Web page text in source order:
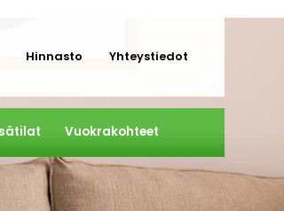
Hinnasto Yhteystiedot
Vuokrakohteet